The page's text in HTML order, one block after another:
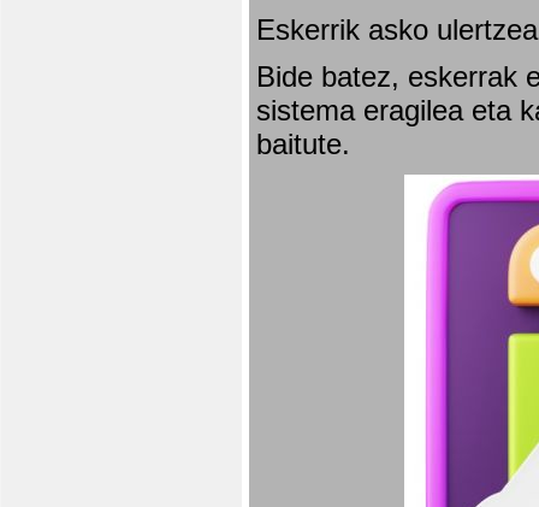
Eskerrik asko
Bide batez, eskerrak
sistema eragilea eta
baitute.